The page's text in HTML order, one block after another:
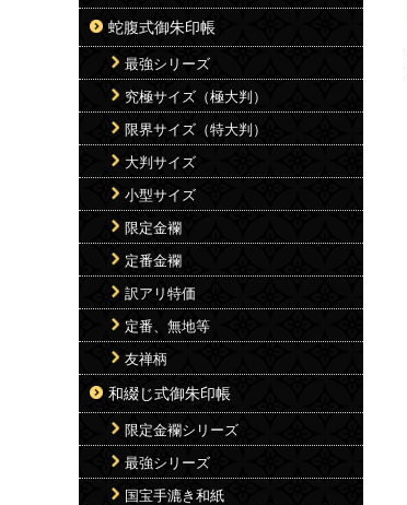
蛇腹式御朱印帳
最強シリーズ
究極サイズ（極大判）
限界サイズ（特大判）
大判サイズ
小型サイズ
限定金襴
定番金襴
訳アリ特価
定番、無地等
友禅柄
和綴じ式御朱印帳
限定金襴シリーズ
最強シリーズ
国宝手漉き和紙